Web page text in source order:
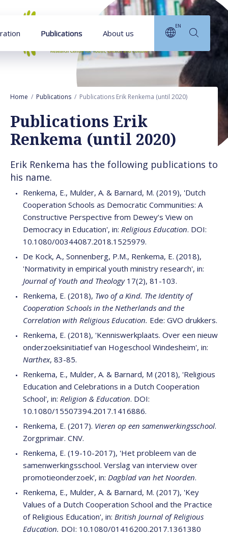
Goto main content
Publications About us
EN
Home Publications Publications Erik Renkema (until 2020)
Publications Erik
Renkema (until 2020)
Erik Renkema has the following publications to
his name.
Renkema, E., Mulder, A. & Barnard, M. (2019), 'Dutch
Cooperation Schools as Democratic Communities: A
Constructive Perspective from Dewey’s View on
Democracy in Education', in: Religious Education. DOI:
10.1080/00344087.2018.1525979.
De Kock, A., Sonnenberg, P.M., Renkema, E. (2018),
'Normativity in empirical youth ministry research', in:
Journal of Youth and Theology17(2), 81-103.
Renkema, E. (2018), Two of a Kind. The Identity of
Cooperation Schools in the Netherlands and the
Correlation with Religious Education. Ede: GVO drukkers.
Renkema, E. (2018), 'Kenniswerkplaats. Over een nieuw
onderzoeksinitiatief van Hogeschool Windesheim', in:
Narthex, 83-85.
Renkema, E., Mulder, A. & Barnard, M (2018), 'Religious
Education and Celebrations in a Dutch Cooperation
School', in: Religion & Education. DOI:
10.1080/15507394.2017.1416886.
Renkema, E. (2017). Vieren op een samenwerkingsschool.
Zorgprimair. CNV.
Renkema, E. (19-10-2017), 'Het probleem van de
samenwerkingsschool. Verslag van interview over
promotieonderzoek', in: Dagblad van het Noorden.
Renkema, E., Mulder, A. & Barnard, M. (2017), 'Key
Values of a Dutch Cooperation School and the Practice
of Religious Education', in: British Journal of Religious
Education. DOI: 10.1080/01416200.2017.1361380